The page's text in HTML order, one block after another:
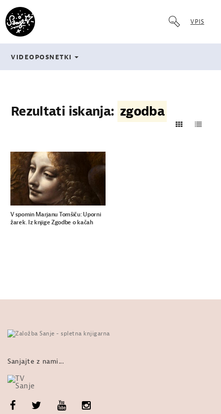
VPIS
VIDEOPOSNETKI
Rezultati iskanja: zgodba
V spomin Marjanu Tomšiču: Uporni
žarek. Iz knjige Zgodbe o kačah
Sanjajte z nami...